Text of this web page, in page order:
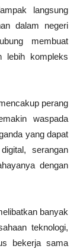
langsung
dalam negeri
membuat
lebih kompleks
perang
waspada
yang dapat
serangan
dengan
banyak
teknologi,
bekerja sama